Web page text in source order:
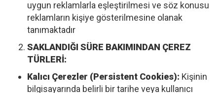
uygun reklamlarla eşleştirilmesi ve söz konusu
reklamların kişiye gösterilmesine olanak
tanımaktadır
SAKLANDIĞI SÜRE BAKIMINDAN ÇEREZ
TÜRLERİ:
Kalıcı Çerezler (Persistent Cookies): Kişinin
bilgisayarında belirli bir tarihe veya kullanıcı